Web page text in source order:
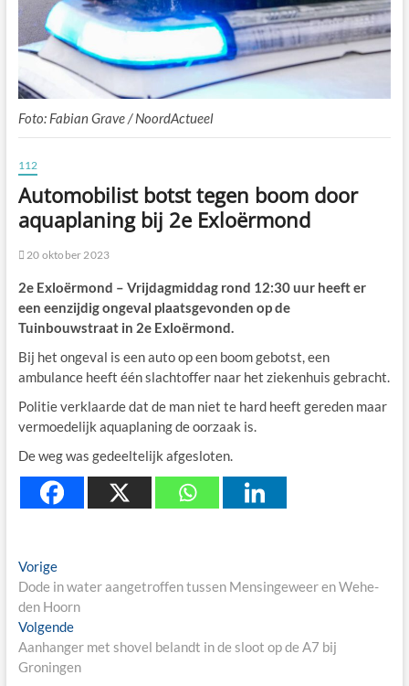
Foto: Fabian Grave / NoordActueel
112
Automobilist botst tegen boom door
aquaplaning bij 2e Exloërmond
20 oktober 2023
2e Exloërmond – Vrijdagmiddag rond 12:30 uur heeft er
een eenzijdig ongeval plaatsgevonden op de
Tuinbouwstraat in 2e Exloërmond.
Bij het ongeval is een auto op een boom gebotst, een
ambulance heeft één slachtoffer naar het ziekenhuis gebracht.
Politie verklaarde dat de man niet te hard heeft gereden maar
vermoedelijk aquaplaning de oorzaak is.
De weg was gedeeltelijk afgesloten.
Berichtnavigatie
VorigePrevious
post:
Dode in water aangetroffen tussen Mensingeweer en Wehe-
den Hoorn
VolgendeNext
post:
Aanhanger met shovel belandt in de sloot op de A7 bij
Groningen